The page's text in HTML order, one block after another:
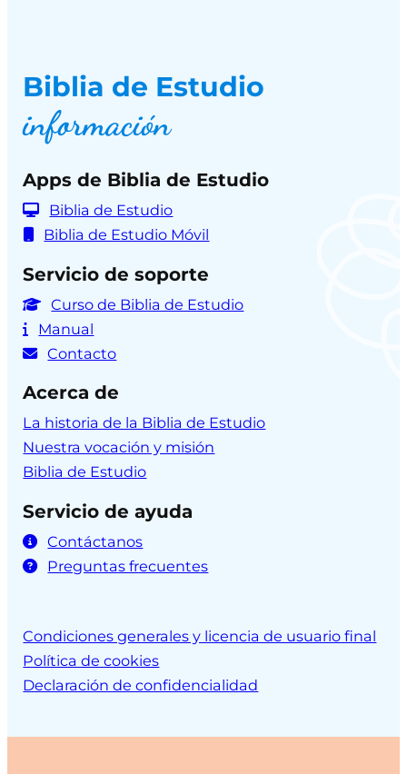
Biblia de Estudio
información
Apps de Biblia de Estudio
Biblia de Estudio
Biblia de Estudio Móvil
Servicio de soporte
Curso de Biblia de Estudio
Manual
Contacto
Acerca de
La historia de la Biblia de Estudio
Nuestra vocación y misión
Biblia de Estudio
Servicio de ayuda
Contáctanos
Preguntas frecuentes
Condiciones generales y licencia de usuario final
Política de cookies
Declaración de confidencialidad